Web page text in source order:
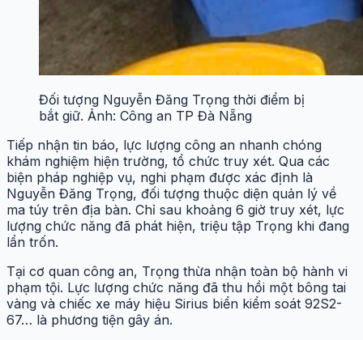
Đối tượng Nguyễn Đăng Trọng thời điểm bị
bắt giữ. Ảnh: Công an TP Đà Nẵng
Tiếp nhận tin báo, lực lượng công an nhanh chóng
khám nghiệm hiện trường, tổ chức truy xét. Qua các
biện pháp nghiệp vụ, nghi phạm được xác định là
Nguyễn Đăng Trọng, đối tượng thuộc diện quản lý về
ma túy trên địa bàn. Chỉ sau khoảng 6 giờ truy xét, lực
lượng chức năng đã phát hiện, triệu tập Trọng khi đang
lẩn trốn.
Tại cơ quan công an, Trọng thừa nhận toàn bộ hành vi
phạm tội. Lực lượng chức năng đã thu hồi một bông tai
vàng và chiếc xe máy hiệu Sirius biển kiểm soát 92S2-
67… là phương tiện gây án.